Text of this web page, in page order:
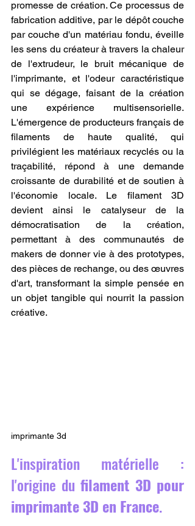
promesse de création. Ce processus de
fabrication additive, par le dépôt couche
par couche d'un matériau fondu, éveille
les sens du créateur à travers la chaleur
de l'extrudeur, le bruit mécanique de
l'imprimante, et l'odeur caractéristique
qui se dégage, faisant de la création
une expérience multisensorielle.
L'émergence de producteurs français de
filaments de haute qualité, qui
privilégient les matériaux recyclés ou la
traçabilité, répond à une demande
croissante de durabilité et de soutien à
l'économie locale. Le filament 3D
devient ainsi le catalyseur de la
démocratisation de la création,
permettant à des communautés de
makers de donner vie à des prototypes,
des pièces de rechange, ou des œuvres
d'art, transformant la simple pensée en
un objet tangible qui nourrit la passion
créative.
imprimante 3d
L'inspiration matérielle :
l'origine du filament 3D pour
imprimante 3D en France.